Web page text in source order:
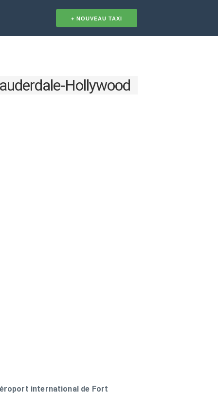
Hollywood
international de Fort